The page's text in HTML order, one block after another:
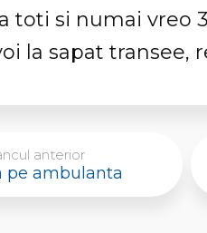
toti si numai vreo
la sapat transee,
anterior
pe ambulanta